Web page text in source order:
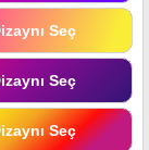
Seç
Seç
Seç